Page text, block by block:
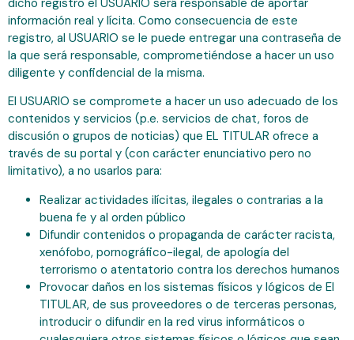
información real y lícita. Como consecuencia de este
registro, al USUARIO se le puede entregar una contraseña de
la que será responsable, comprometiéndose a hacer un uso
diligente y confidencial de la misma.
El USUARIO se compromete a hacer un uso adecuado de los
contenidos y servicios (p.e. servicios de chat, foros de
discusión o grupos de noticias) que EL TITULAR ofrece a
través de su portal y (con carácter enunciativo pero no
limitativo), a no usarlos para:
Realizar actividades ilícitas, ilegales o contrarias a la
buena fe y al orden público
Difundir contenidos o propaganda de carácter racista,
xenófobo, pornográfico-ilegal, de apología del
terrorismo o atentatorio contra los derechos humanos
Provocar daños en los sistemas físicos y lógicos de El
TITULAR, de sus proveedores o de terceras personas,
introducir o difundir en la red virus informáticos o